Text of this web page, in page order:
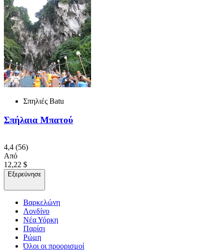
Σπηλιές Batu
Σπήλαια Μπατού
4,4 (56)
Από
12,22 $
Εξερεύνησε
Βαρκελώνη
Λονδίνο
Νέα Υόρκη
Παρίσι
Ρώμη
Όλοι οι προορισμοί